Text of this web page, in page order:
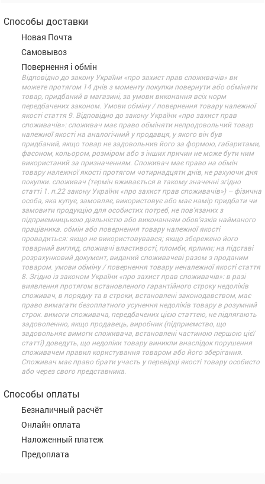
Способы доставки
Новая Почта
Самовывоз
Повернення і обмін
Відповідно до закону України «про захист прав споживачів» ви
можете протягом 14 днів з моменту покупки повернути або обміняти
товар, придбаний в магазині, за умови виконання всіх норм
передбачених законом. Умови обміну / повернення товару належної
якості стаття 9. Відповідно до закону України «про захист прав
споживачів»: споживач має право обміняти непродовольчий товар
належної якості на аналогічний у продавця, у якого він був
придбаний, якщо товар не задовольнив його за формою, габаритами,
фасоном, кольором, розміром або з інших причин не може бути ним
використаний за призначенням. Споживач має право на обмін
товару належної якості протягом чотирнадцяти днів, не рахуючи дня
покупки. споживач (термін вживається в такому значенні згідно
статті 1. п.22 закону України «про захист прав споживачів») – фізична
особа, яка купує, замовляє, використовує або має намір придбати чи
замовити продукцію для особистих потреб, не пов’язаних з
підприємницькою діяльністю або виконанням обов’язків найманого
працівника. обмін або повернення товару належної якості
провадиться: якщо не використовувався; якщо збережено його
товарний вигляд, споживчі властивості, пломби, ярлики; на підставі
розрахунковий документ, виданий споживачеві разом з проданим
товаром. умови обміну / повернення товару неналежної якості стаття
8. Згідно із законом України «про захист прав споживачів»: в разі
виявлення протягом встановленого гарантійного строку недоліків
споживач, в порядку та в строки, встановлені законодавством, має
право вимагати безоплатного усунення недоліків товару в розумний
строк. вимоги споживача, передбачених цією статтею, не підлягають
задоволенню, якщо продавець, виробник (підприємство, що
задовольняє вимоги споживача, встановлені частиною першою цієї
статті) доведуть, що недоліки товару виникли внаслідок порушення
споживачем правил користування товаром або його зберігання.
Споживач має право брати участь у перевірці якості товару особисто
або через свого представника.
Способы оплаты
Безналичный расчёт
Онлайн оплата
Наложенный платеж
Предоплата